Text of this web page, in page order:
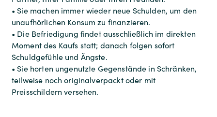
• Sie machen immer wieder neue Schulden, um den
unaufhörlichen Konsum zu finanzieren.
• Die Befriedigung findet ausschließlich im direkten
Moment des Kaufs statt; danach folgen sofort
Schuldgefühle und Ängste.
• Sie horten ungenutzte Gegenstände in Schränken,
teilweise noch originalverpackt oder mit
Preisschildern versehen.